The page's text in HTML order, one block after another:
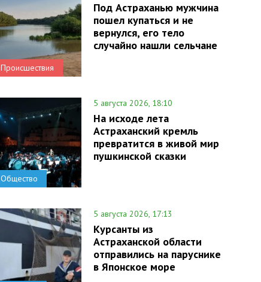
Происшествия
Под Астраханью мужчина
пошел купаться и не
вернулся, его тело
случайно нашли сельчане
Общество
5 августа 2026, 18:10
На исходе лета
Астраханский кремль
превратится в живой мир
пушкинской сказки
5 августа 2026, 17:13
Курсанты из
Астраханской области
отправились на паруснике
в Японское море